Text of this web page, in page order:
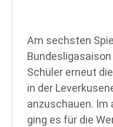
Am sechsten
Schüler erneut
in der
anzuschauen. Im
ging es für die